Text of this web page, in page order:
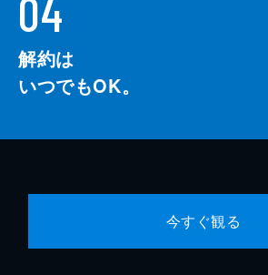
04
解約は
いつでもOK。
今すぐ観る